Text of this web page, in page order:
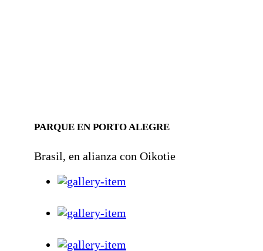
PARQUE EN PORTO ALEGRE
Brasil, en alianza con Oikotie